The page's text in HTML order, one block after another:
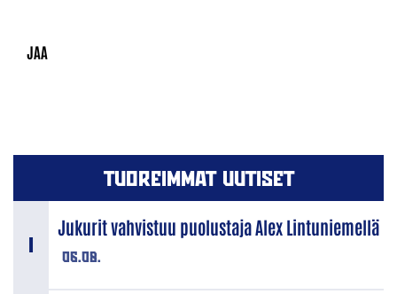
TUOREIMMAT UUTISET
06.08.
Jukurit vahvistuu puolustaja Alex Lintuniemellä